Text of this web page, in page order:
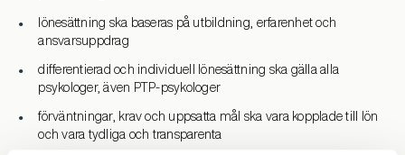
lönesättning ska baseras på utbildning, erfarenhet och
ansvarsuppdrag
differentierad och individuell lönesättning ska gälla alla
psykologer, även PTP-psykologer
förväntningar, krav och uppsatta mål ska vara kopplade till lön
och vara tydliga och transparenta